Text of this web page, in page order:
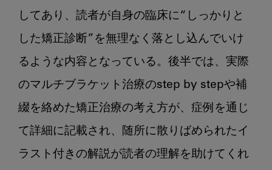
してあり、読者が自身の臨床に“しっかりと
した矯正診断”を無理なく落とし込んでいけ
るような内容となっている。後半では、実際
のマルチブラケット治療のstep by stepや補
綴を絡めた矯正治療の考え方が、症例を通じ
て詳細に記載され、随所に散りばめられたイ
ラスト付きの解説が読者の理解を助けてくれ